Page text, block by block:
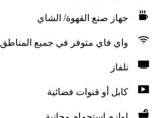
جهاز صنع القهوة/ الشاي
واي فاي متوفر في جميع المناطق
تلفاز
كابل أو قنوات فضائية